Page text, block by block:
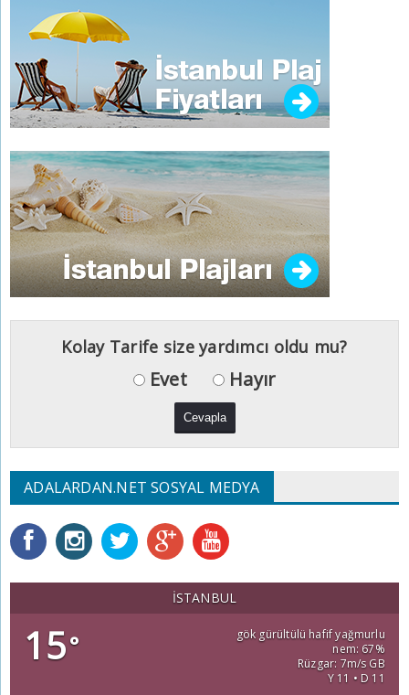
Kolay Tarife size yardımcı oldu mu?
Evet Hayır
ADALARDAN.NET SOSYAL MEDYA
İSTANBUL
15°
gök gürültülü hafif yağmurlu
nem: 67%
Rüzgar: 7m/s GB
Y 11 • D 11